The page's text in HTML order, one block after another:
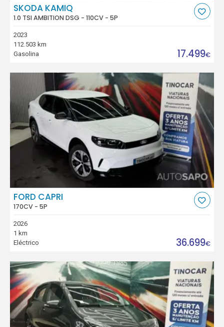
SKODA KAMIQ
1.0 TSI AMBITION DSG - 110CV - 5P
2023
112.503 km
Gasolina
17.499€
FORD CAPRI
170CV - 5P
2026
1 km
Eléctrico
36.699€